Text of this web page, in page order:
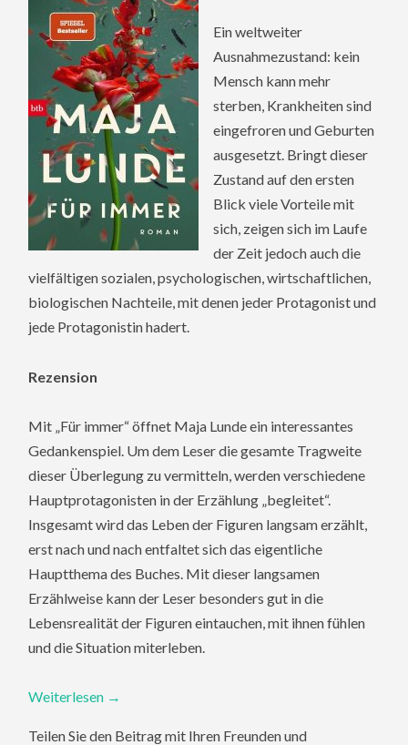
Ein weltweiter
Ausnahmezustand: kein
Mensch kann mehr
sterben, Krankheiten sind
eingefroren und Geburten
ausgesetzt. Bringt dieser
Zustand auf den ersten
Blick viele Vorteile mit
sich, zeigen sich im Laufe
der Zeit jedoch auch die
vielfältigen sozialen, psychologischen, wirtschaftlichen,
biologischen Nachteile, mit denen jeder Protagonist und
jede Protagonistin hadert.
Rezension
Mit „Für immer“ öffnet Maja Lunde ein interessantes
Gedankenspiel. Um dem Leser die gesamte Tragweite
dieser Überlegung zu vermitteln, werden verschiedene
Hauptprotagonisten in der Erzählung „begleitet“.
Insgesamt wird das Leben der Figuren langsam erzählt,
erst nach und nach entfaltet sich das eigentliche
Hauptthema des Buches. Mit dieser langsamen
Erzählweise kann der Leser besonders gut in die
Lebensrealität der Figuren eintauchen, mit ihnen fühlen
und die Situation miterleben.
Weiterlesen →
Teilen Sie den Beitrag mit Ihren Freunden und